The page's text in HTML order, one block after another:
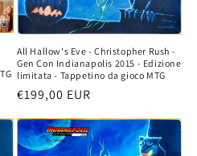
All Hallow's Eve - Christopher Rush -
Gen Con Indianapolis 2015 - Edizione
limitata - Tappetino da gioco MTG
Prezzo
di
listino
€199,00 EUR